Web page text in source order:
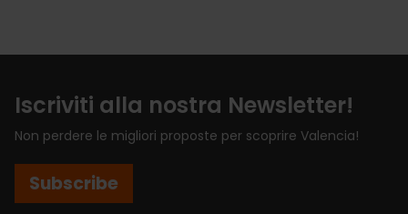
Iscriviti alla nostra Newsletter!
Non perdere le migliori proposte per scoprire Valencia!
Subscribe